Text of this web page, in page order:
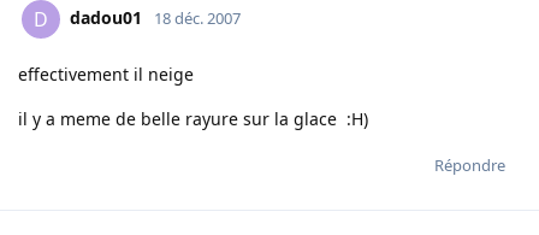
D dadou01 18 déc. 2007
effectivement il neige
il y a meme de belle rayure sur la glace :H)
Répondre